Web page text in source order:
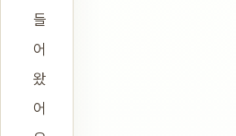
들
어
왔
어